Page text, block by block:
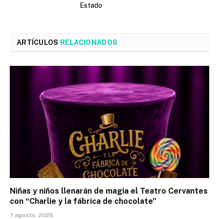
Estado
ARTÍCULOS RELACIONADOS
Niñas y niños llenarán de magia el Teatro Cervantes
con “Charlie y la fábrica de chocolate”
7 agosto, 2026